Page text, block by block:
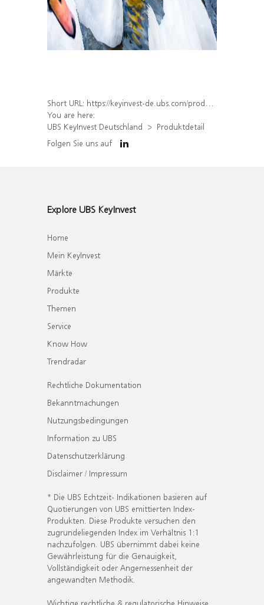
Short URL: https://keyinvest-de.ubs.com/produkt/detail/index/isin/DE000UL6G808
You are here:
UBS KeyInvest Deutschland
Produktdetail
Folgen Sie uns auf
Explore UBS KeyInvest
Home
Mein KeyInvest
Märkte
Produkte
Themen
Service
Know How
Trendradar
Rechtliche Dokumentation
Bekanntmachungen
Nutzungsbedingungen
Information zu UBS
Datenschutzerklärung
Disclaimer / Impressum
* Die UBS Echtzeit- Indikationen basieren auf
Quotierungen von UBS emittierten Index-
Produkten. Diese Produkte versuchen den
zugrundeliegenden Index im Verhältnis 1:1
nachzufolgen. UBS übernimmt dabei keine
Gewährleistung für die Genauigkeit,
Vollständigkeit oder Angemessenheit der
angewandten Methodik.